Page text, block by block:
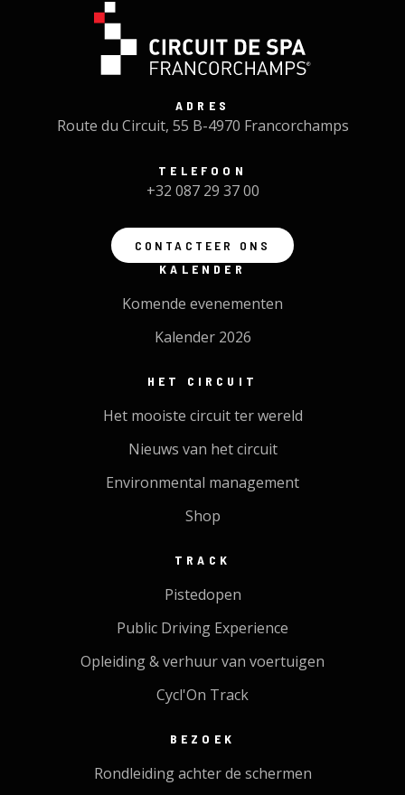
ADRES
Route du Circuit, 55 B-4970 Francorchamps
TELEFOON
+32 087 29 37 00
CONTACTEER ONS
KALENDER
Komende evenementen
Kalender 2026
HET CIRCUIT
Het mooiste circuit ter wereld
Nieuws van het circuit
Environmental management
Shop
TRACK
Pistedopen
Public Driving Experience
Opleiding & verhuur van voertuigen
Cycl'On Track
BEZOEK
Rondleiding achter de schermen